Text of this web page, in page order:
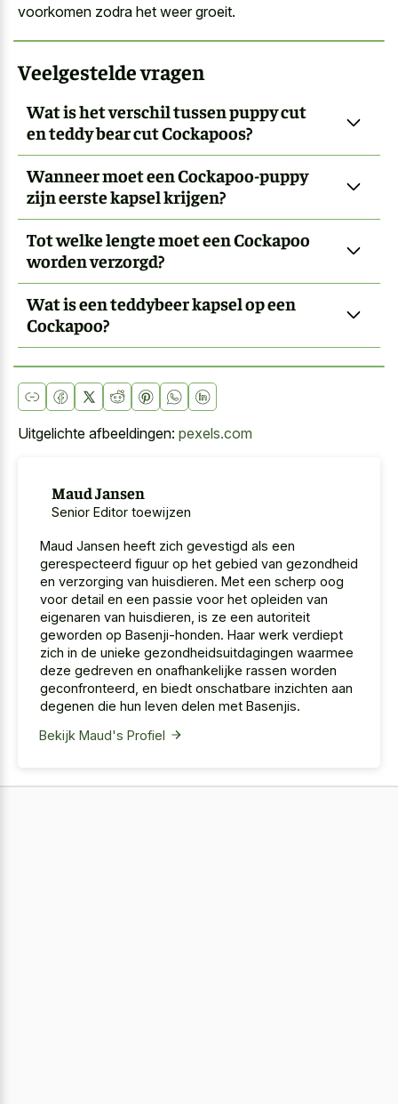
voorkomen zodra het weer groeit.
Veelgestelde vragen
Wat is het verschil tussen puppy cut
en teddy bear cut Cockapoos?
Wanneer moet een Cockapoo-puppy
zijn eerste kapsel krijgen?
Tot welke lengte moet een Cockapoo
worden verzorgd?
Wat is een teddybeer kapsel op een
Cockapoo?
Uitgelichte afbeeldingen: pexels.com
Maud Jansen
Senior Editor toewijzen
Maud Jansen heeft zich gevestigd als een
gerespecteerd figuur op het gebied van gezondheid
en verzorging van huisdieren. Met een scherp oog
voor detail en een passie voor het opleiden van
eigenaren van huisdieren, is ze een autoriteit
geworden op Basenji-honden. Haar werk verdiept
zich in de unieke gezondheidsuitdagingen waarmee
deze gedreven en onafhankelijke rassen worden
geconfronteerd, en biedt onschatbare inzichten aan
degenen die hun leven delen met Basenjis.
Bekijk Maud's Profiel